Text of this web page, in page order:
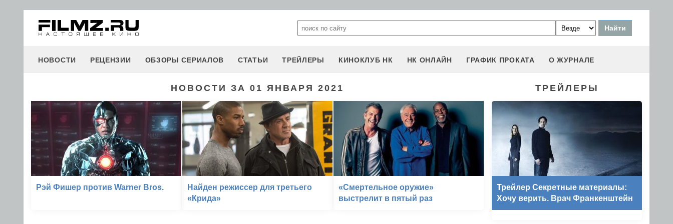
НОВОСТИ РЕЦЕНЗИИ ОБЗОРЫ СЕРИАЛОВ СТАТЬИ ТРЕЙЛЕРЫ КИНОКЛУБ НК НК ОНЛАЙН ГРАФИК ПРОКАТА О ЖУРНАЛЕ
НОВОСТИ ЗА 01 ЯНВАРЯ 2021
Рэй Фишер против Warner Bros.
Найден режиссер для третьего
«Крида»
«Смертельное оружие»
выстрелит в пятый раз
ТРЕЙЛЕРЫ
Трейлер Секретные материалы:
Хочу верить. Врач Франкенштейн